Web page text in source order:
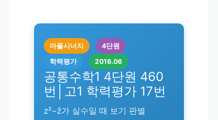
마플시너지
4단원
학력평가
2016.06
공통수학1 4단원 460
번│고1 학력평가 17번
z²−z̄가 실수일 때 보기 판별